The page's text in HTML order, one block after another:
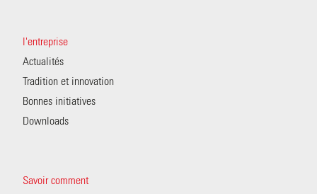
l'entreprise
Actualités
Tradition et innovation
Bonnes initiatives
Downloads
Savoir comment